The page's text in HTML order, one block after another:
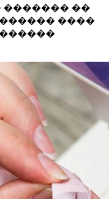
������� ��
����